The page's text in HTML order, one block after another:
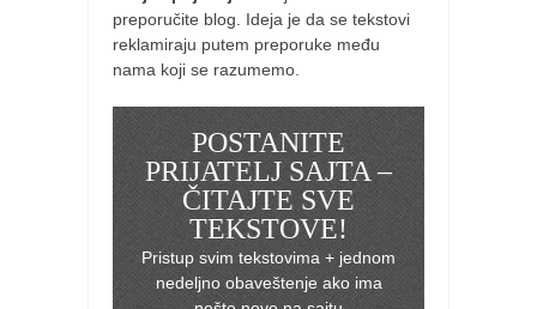
preporučite blog. Ideja je da se tekstovi
reklamiraju putem preporuke među
nama koji se razumemo.
POSTANITE
PRIJATELJ SAJTA –
ČITAJTE SVE
TEKSTOVE!
Pristup svim tekstovima + jednom
nedeljno obaveštenje ako ima